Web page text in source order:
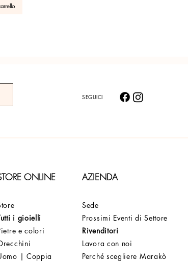
SEGUICI
ONLINE AZIENDA
i gioielli
e colori
| Coppia
Sede
Prossimi Eventi di Settore
Rivenditori
Lavora con noi
Perché scegliere Marakò